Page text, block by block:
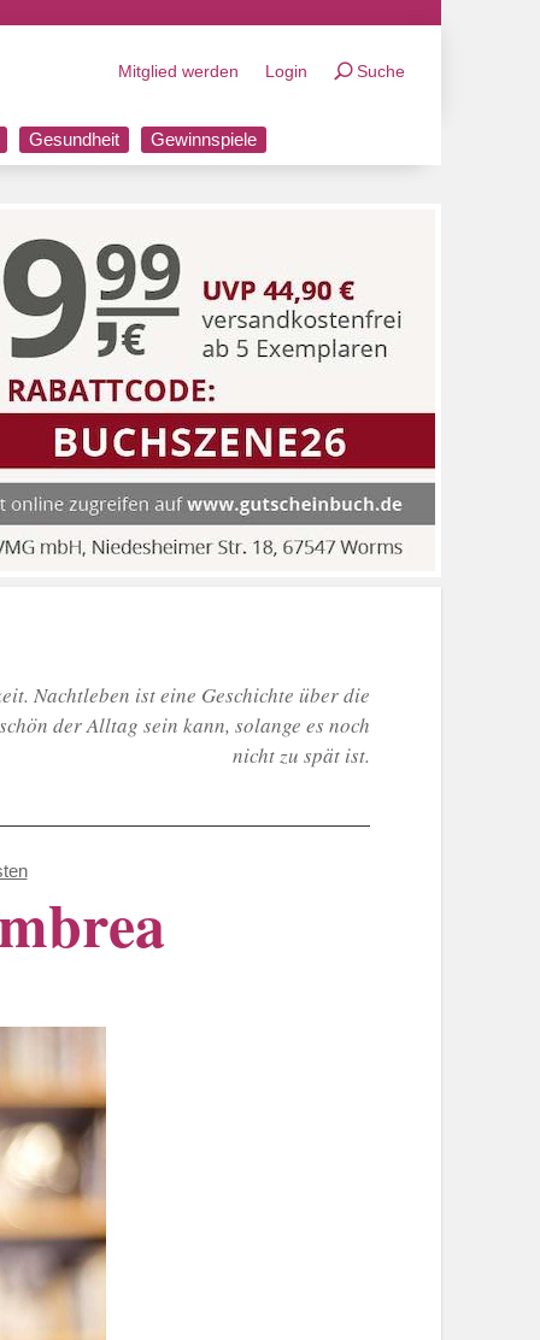
Mitglied werden Login Suche
Gesundheit Gewinnspiele
Nachtleben ist eine Geschichte über die
der Alltag sein kann, solange es noch
nicht zu spät ist.